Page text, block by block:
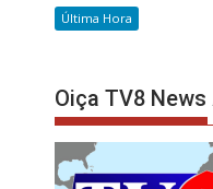
Última Hora
Oiça TV8